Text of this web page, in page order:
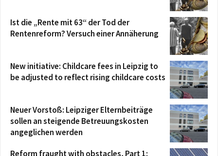
Ist die „Rente mit 63“ der Tod der
Rentenreform? Versuch einer Annäherung
New initiative: Childcare fees in Leipzig to
be adjusted to reflect rising childcare costs
Neuer Vorstoß: Leipziger Elternbeiträge
sollen an steigende Betreuungskosten
angeglichen werden
Reform fraught with obstacles, Part 1: